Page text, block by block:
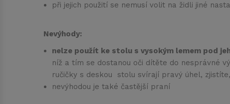
při jejich použití se nemusí volit na židli jiné
Nevýhody:
nelze použít ke stolu s vysokým lemem pod
níž a tím se dostanou oči dítěte do nesprávné
ručičky s deskou stolu svírají pravý úhel,
nevýhodou je také častější praní